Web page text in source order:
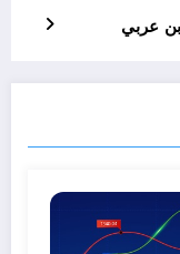
عربي